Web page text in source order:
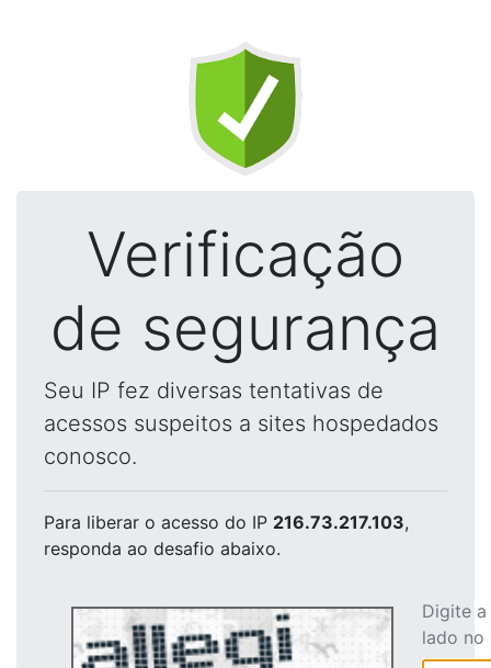
Verificação
de segurança
Seu IP fez diversas tentativas de
acessos suspeitos a sites hospedados
conosco.
Para liberar o acesso do IP 216.73.217.103,
responda ao desafio abaixo.
Digite
lado no